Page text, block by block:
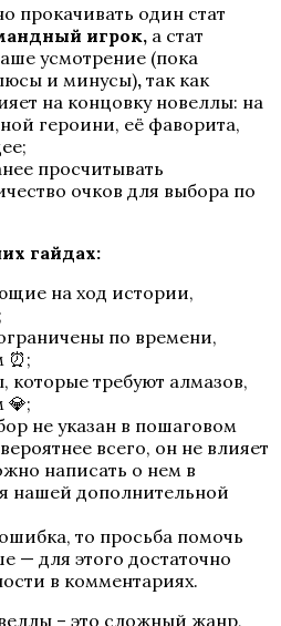
прокачивать один стат
игрок, а стат
усмотрение (пока
и минусы), так как
на концовку новеллы: на
героини, её фаворита,
просчитывать
очков для выбора по
гайдах:
на ход истории,
по времени,
⏰;
которые требуют алмазов,
💎;
не указан в пошаговом
всего, он не влияет
написать о нем в
нашей дополнительной
то просьба помочь
— для этого достаточно
в комментариях.
– это сложный жанр,